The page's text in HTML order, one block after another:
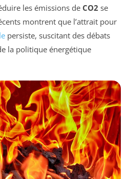
les émissions de CO2 se
montrent que l’attrait pour
persiste, suscitant des débats
la politique énergétique